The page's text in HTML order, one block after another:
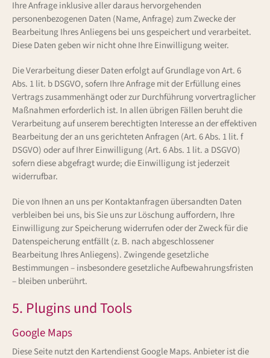
Ihre Anfrage inklusive aller daraus hervorgehenden
personenbezogenen Daten (Name, Anfrage) zum Zwecke der
Bearbeitung Ihres Anliegens bei uns gespeichert und verarbeitet.
Diese Daten geben wir nicht ohne Ihre Einwilligung weiter.
Die Verarbeitung dieser Daten erfolgt auf Grundlage von Art. 6
Abs. 1 lit. b DSGVO, sofern Ihre Anfrage mit der Erfüllung eines
Vertrags zusammenhängt oder zur Durchführung vorvertraglicher
Maßnahmen erforderlich ist. In allen übrigen Fällen beruht die
Verarbeitung auf unserem berechtigten Interesse an der effektiven
Bearbeitung der an uns gerichteten Anfragen (Art. 6 Abs. 1 lit. f
DSGVO) oder auf Ihrer Einwilligung (Art. 6 Abs. 1 lit. a DSGVO)
sofern diese abgefragt wurde; die Einwilligung ist jederzeit
widerrufbar.
Die von Ihnen an uns per Kontaktanfragen übersandten Daten
verbleiben bei uns, bis Sie uns zur Löschung auffordern, Ihre
Einwilligung zur Speicherung widerrufen oder der Zweck für die
Datenspeicherung entfällt (z. B. nach abgeschlossener
Bearbeitung Ihres Anliegens). Zwingende gesetzliche
Bestimmungen – insbesondere gesetzliche Aufbewahrungsfristen
– bleiben unberührt.
5. Plugins und Tools
Google Maps
Diese Seite nutzt den Kartendienst Google Maps. Anbieter ist die